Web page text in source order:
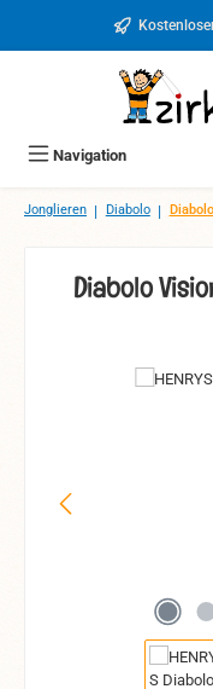
Zum Hauptinhalt springen
Navigation
Jonglieren | Diabolo |
Diabolo
Bildergalerie